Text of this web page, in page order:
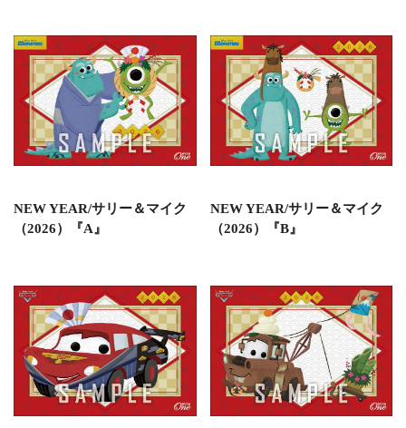
NEW YEAR/サリー＆マイク
（2026）『A』
NEW YEAR/サリー＆マイク
（2026）『B』